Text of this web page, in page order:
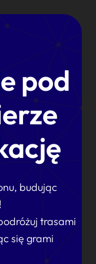
pod
budując
trasami
się grami